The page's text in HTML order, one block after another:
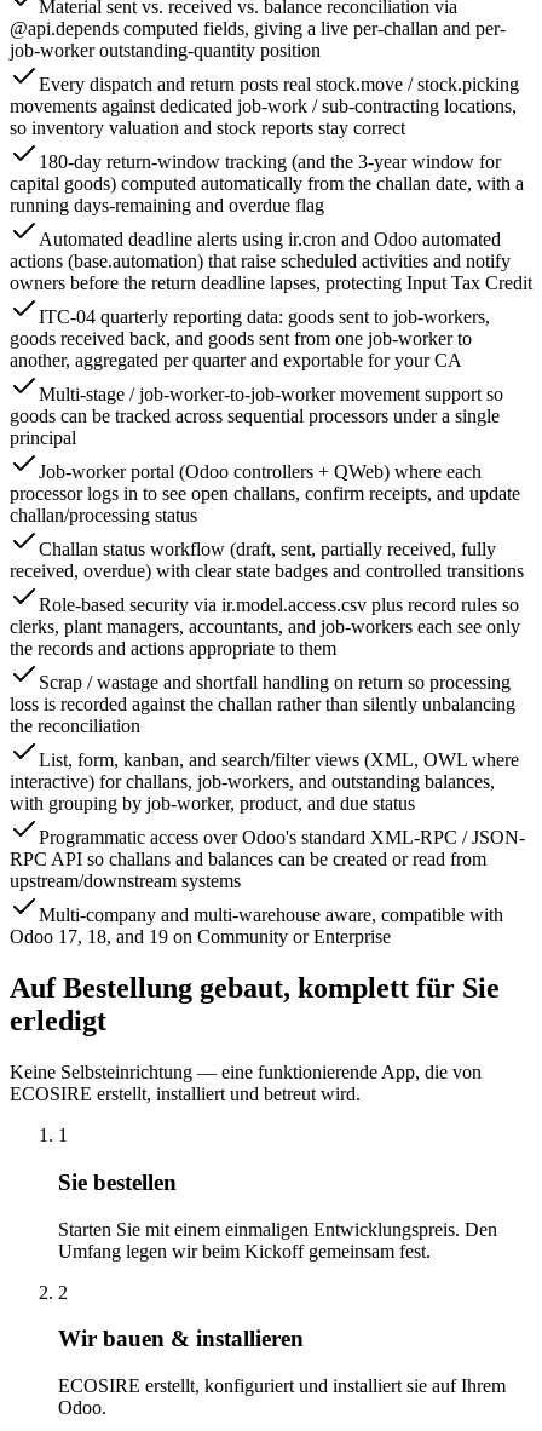
Material sent vs. received vs. balance reconciliation via
@api.depends computed fields, giving a live per-challan and per-
job-worker outstanding-quantity position
Every dispatch and return posts real stock.move / stock.picking
movements against dedicated job-work / sub-contracting locations,
so inventory valuation and stock reports stay correct
180-day return-window tracking (and the 3-year window for
capital goods) computed automatically from the challan date, with a
running days-remaining and overdue flag
Automated deadline alerts using ir.cron and Odoo automated
actions (base.automation) that raise scheduled activities and notify
owners before the return deadline lapses, protecting Input Tax Credit
ITC-04 quarterly reporting data: goods sent to job-workers,
goods received back, and goods sent from one job-worker to
another, aggregated per quarter and exportable for your CA
Multi-stage / job-worker-to-job-worker movement support so
goods can be tracked across sequential processors under a single
principal
Job-worker portal (Odoo controllers + QWeb) where each
processor logs in to see open challans, confirm receipts, and update
challan/processing status
Challan status workflow (draft, sent, partially received, fully
received, overdue) with clear state badges and controlled transitions
Role-based security via ir.model.access.csv plus record rules so
clerks, plant managers, accountants, and job-workers each see only
the records and actions appropriate to them
Scrap / wastage and shortfall handling on return so processing
loss is recorded against the challan rather than silently unbalancing
the reconciliation
List, form, kanban, and search/filter views (XML, OWL where
interactive) for challans, job-workers, and outstanding balances,
with grouping by job-worker, product, and due status
Programmatic access over Odoo's standard XML-RPC / JSON-
RPC API so challans and balances can be created or read from
upstream/downstream systems
Multi-company and multi-warehouse aware, compatible with
Odoo 17, 18, and 19 on Community or Enterprise
Auf Bestellung gebaut, komplett für Sie
erledigt
Keine Selbsteinrichtung — eine funktionierende App, die von
ECOSIRE erstellt, installiert und betreut wird.
1
Sie bestellen
Starten Sie mit einem einmaligen Entwicklungspreis. Den
Umfang legen wir beim Kickoff gemeinsam fest.
2
Wir bauen & installieren
ECOSIRE erstellt, konfiguriert und installiert sie auf Ihrem
Odoo.